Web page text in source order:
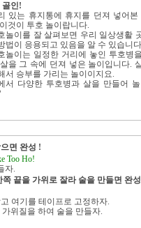
골인!
있는 휴지통에 휴지를 던져 넣어
것이 투호 놀이랍니다.
놀이를 잘 살펴보면 우리 일상생활
법이 응용되고 있음을 알 수 있습니
놀이는 일정한 거리에 놓인 투호병
을 그 속에 던져 넣은 놀이입니다.
서 승부를 가리는 놀이이지요.
서 다양한 투호병과 살을 만들어
면 완성 !
Too Ho!
자.
끝을 가위로 잘라 술을 만들면 완
여기를 테이프로 고정하자.
가위질을 하여 술을 만들자.